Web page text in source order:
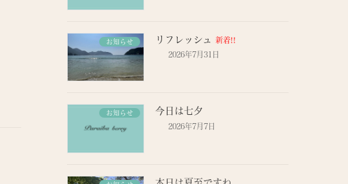
お知らせ リフレッシュ 新着!!
2026年7月31日
お知らせ 今日は七夕
2026年7月7日